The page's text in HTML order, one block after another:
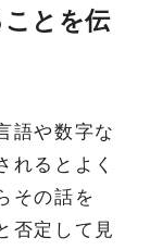
とを伝
語や数字な
れるとよく
その話を
否定して見